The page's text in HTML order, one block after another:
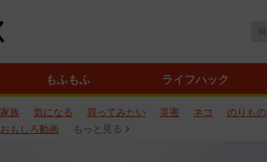
もふもふ ライフハック
家族 気になる 買ってみたい 災害 ネコ のりもの
おもしろ動画 もっと見る